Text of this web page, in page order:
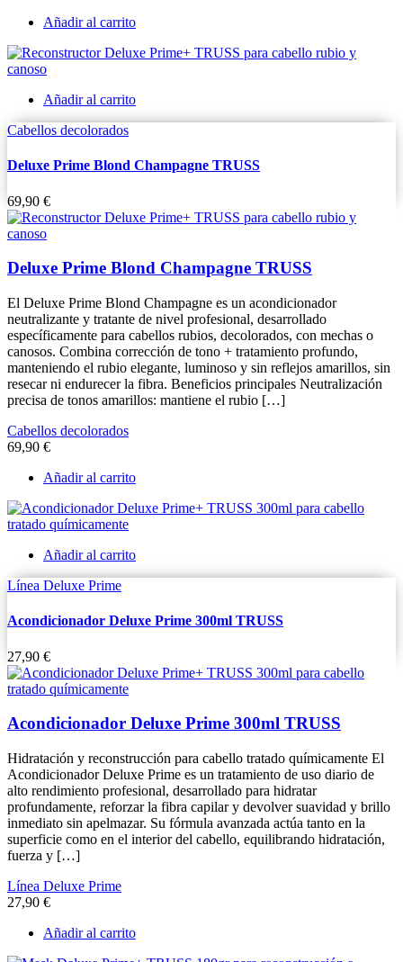
Añadir al carrito
Añadir al carrito
Cabellos decolorados
Deluxe Prime Blond Champagne TRUSS
69,90 €
Deluxe Prime Blond Champagne TRUSS
El Deluxe Prime Blond Champagne es un acondicionador
neutralizante y tratante de nivel profesional, desarrollado
específicamente para cabellos rubios, decolorados, con mechas o
canosos. Combina corrección de tono + tratamiento profundo,
manteniendo el rubio elegante, luminoso y sin reflejos amarillos, sin
resecar ni endurecer la fibra. Beneficios principales Neutralización
precisa de tonos amarillos: mantiene el rubio […]
Cabellos decolorados
69,90 €
Añadir al carrito
Añadir al carrito
Línea Deluxe Prime
Acondicionador Deluxe Prime 300ml TRUSS
27,90 €
Acondicionador Deluxe Prime 300ml TRUSS
Hidratación y reconstrucción para cabello tratado químicamente El
Acondicionador Deluxe Prime es un tratamiento de uso diario de
alto rendimiento profesional, desarrollado para hidratar
profundamente, reforzar la fibra capilar y devolver suavidad y brillo
inmediato sin apelmazar. Su fórmula avanzada actúa tanto en la
superficie como en el interior del cabello, equilibrando hidratación,
fuerza y […]
Línea Deluxe Prime
27,90 €
Añadir al carrito